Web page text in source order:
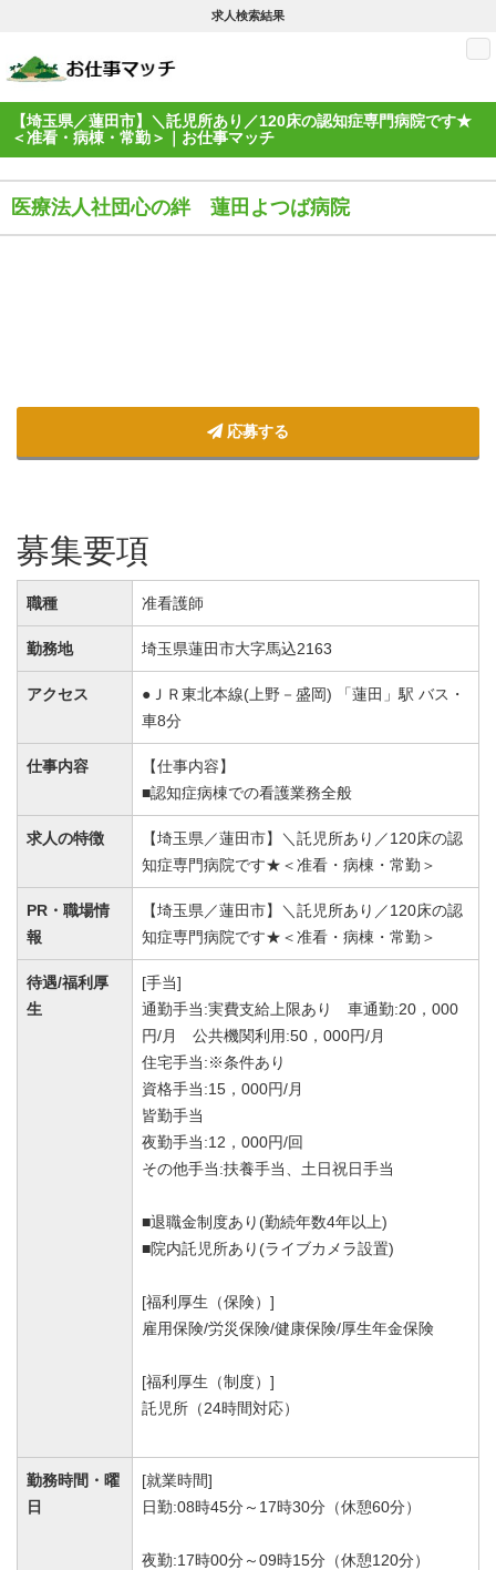
求人検索結果
【埼玉県／蓮田市】＼託児所あり／120床の認知症専門病院です★
＜准看・病棟・常勤＞｜お仕事マッチ
医療法人社団心の絆 蓮田よつば病院
応募する
募集要項
職種 准看護師
勤務地 埼玉県蓮田市大字馬込2163
アクセス
●ＪＲ東北本線(上野－盛岡) 「蓮田」駅 バス・
車8分
仕事内容
【仕事内容】
■認知症病棟での看護業務全般
求人の特徴
【埼玉県／蓮田市】＼託児所あり／120床の認
知症専門病院です★＜准看・病棟・常勤＞
PR・職場情
報
【埼玉県／蓮田市】＼託児所あり／120床の認
知症専門病院です★＜准看・病棟・常勤＞
待遇/福利厚
生
[手当]
通勤手当:実費支給上限あり 車通勤:20，000
円/月 公共機関利用:50，000円/月
住宅手当:※条件あり
資格手当:15，000円/月
皆勤手当
夜勤手当:12，000円/回
その他手当:扶養手当、土日祝日手当
■退職金制度あり(勤続年数4年以上)
■院内託児所あり(ライブカメラ設置)
[福利厚生（保険）]
雇用保険/労災保険/健康保険/厚生年金保険
[福利厚生（制度）]
託児所（24時間対応）
勤務時間・曜
日
[就業時間]
日勤:08時45分～17時30分（休憩60分）
夜勤:17時00分～09時15分（休憩120分）